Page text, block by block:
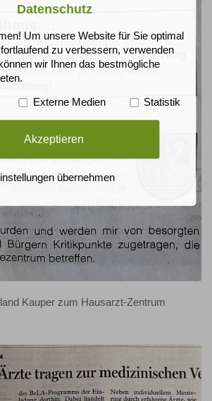
Kauper zum Hausarzt-Zentrum
Datenschutz
Um unsere Website für Sie optimal
zu verbessern, verwenden
wir Ihnen das bestmögliche
Externe Medien Statistik
Akzeptieren
übernehmen